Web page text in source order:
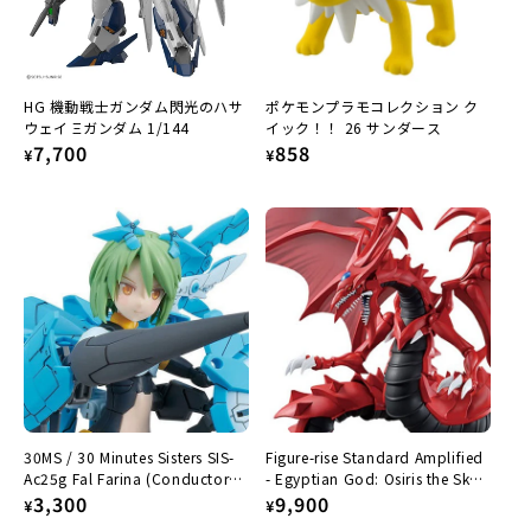
HG 機動戦士ガンダム閃光のハサ
ウェイ Ξガンダム 1/144
Regular
¥7,700
ポケモンプラモコレクション ク
イック！！ 26 サンダース
Regular
¥858
30MS / 30 Minutes Sisters SIS-
Ac25g Fal Farina (Conductor
Form)
Regular
¥3,300
Figure-rise Standard Amplified
- Egyptian God: Osiris the Sky
Dragon
Regular
¥9,900